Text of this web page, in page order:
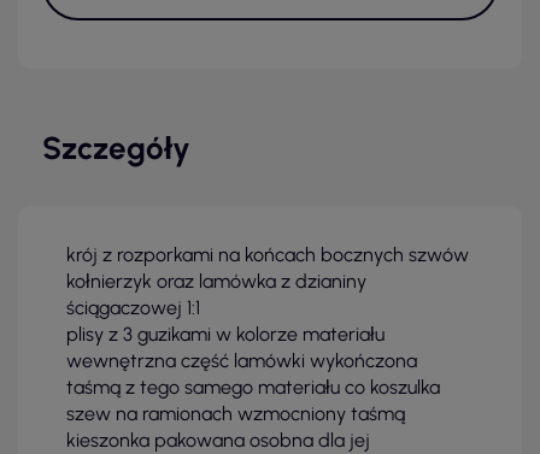
Szczegóły
krój z rozporkami na końcach bocznych szwów
kołnierzyk oraz lamówka z dzianiny
ściągaczowej 1:1
plisy z 3 guzikami w kolorze materiału
wewnętrzna część lamówki wykończona
taśmą z tego samego materiału co koszulka
szew na ramionach wzmocniony taśmą
kieszonka pakowana osobna dla jej